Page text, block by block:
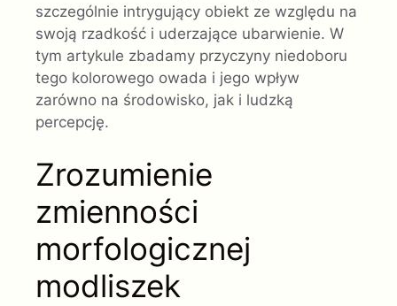
szczególnie intrygujący obiekt ze względu na
swoją rzadkość i uderzające ubarwienie. W
tym artykule zbadamy przyczyny niedoboru
tego kolorowego owada i jego wpływ
zarówno na środowisko, jak i ludzką
percepcję.
Zrozumienie
zmienności
morfologicznej
modliszek